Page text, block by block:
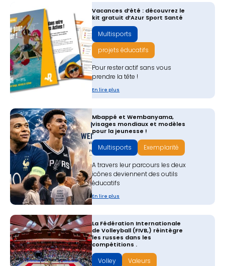
Vacances d’été : découvrez le
kit gratuit d’Azur Sport Santé
Multisports
projets éducatifs
Pour rester actif sans vous
prendre la tête !
En lire plus
Mbappé et Wembanyama,
visages mondiaux et modèles
pour la jeunesse !
Multisports Exemplarité
A travers leur parcours les deux
icônes deviennent des outils
éducatifs
En lire plus
La Fédération Internationale
de Volleyball (FIVB,) réintègre
les russes dans les
compétitions .
Volley Valeurs